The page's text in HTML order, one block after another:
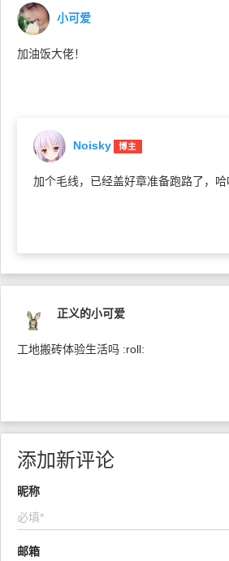
小可爱
加油饭大佬！
Noisky 博主
加个毛线，已经盖好章准备跑路了，哈
正义的小可爱
工地搬砖体验生活吗 :roll:
添加新评论
昵称
邮箱